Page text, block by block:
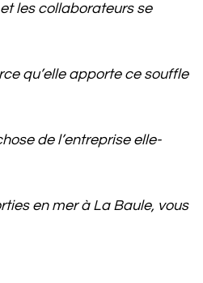
les collaborateurs se
qu’elle apporte ce souffle
de l’entreprise elle-
en mer à La Baule, vous